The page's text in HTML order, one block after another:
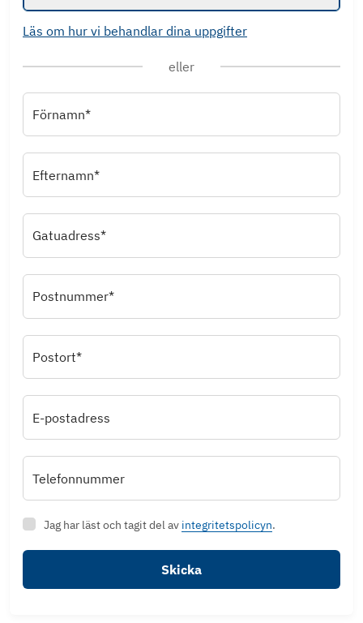
Läs om hur vi behandlar dina uppgifter
eller
Förnamn*
Efternamn*
Gatuadress*
Postnummer*
Postort*
E-postadress
Telefonnummer
Jag har läst och tagit del av integritetspolicyn.
Skicka